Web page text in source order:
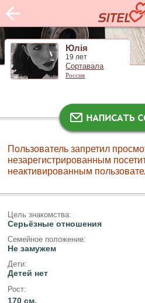
Юлія
19 лет
Сортавала
Россия
Пользователь запретил
незарегистрированным
неактивированным
Цель знакомства:
Серьёзные отношения
Семейное положение:
Не замужем
Дети:
Детей нет
Рост:
170 см.